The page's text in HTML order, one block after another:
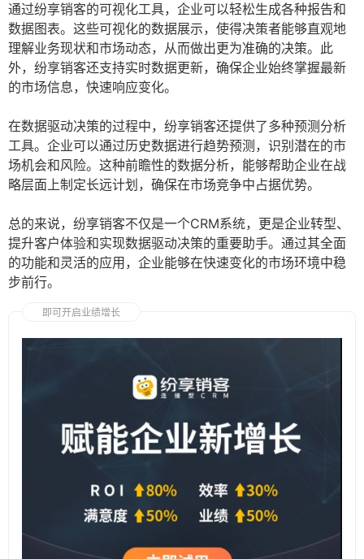
通过纷享销客的可视化工具，企业可以轻松生成各种报告和
数据图表。这些可视化的数据展示，使得决策者能够直观地
理解业务现状和市场动态，从而做出更为准确的决策。此
外，纷享销客还支持实时数据更新，确保企业始终掌握最新
的市场信息，快速响应变化。
在数据驱动决策的过程中，纷享销客还提供了多种预测分析
工具。企业可以通过历史数据进行趋势预测，识别潜在的市
场机会和风险。这种前瞻性的数据分析，能够帮助企业在战
略层面上制定长远计划，确保在市场竞争中占据优势。
总的来说，纷享销客不仅是一个CRM系统，更是企业转型、
提升客户体验和实现数据驱动决策的重要助手。通过其全面
的功能和灵活的应用，企业能够在快速变化的市场环境中稳
步前行。
即可开启业绩增长